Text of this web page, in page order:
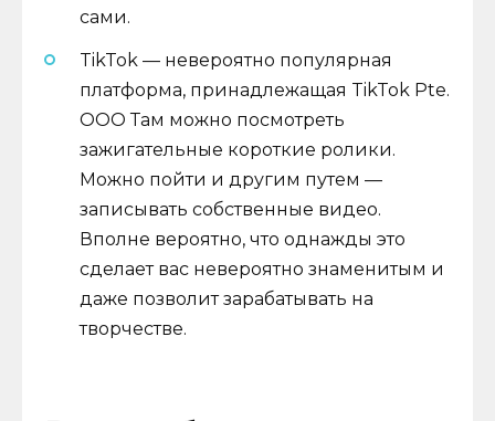
сами.
TikTok — невероятно популярная
платформа, принадлежащая TikTok Pte.
ООО Там можно посмотреть
зажигательные короткие ролики.
Можно пойти и другим путем —
записывать собственные видео.
Вполне вероятно, что однажды это
сделает вас невероятно знаменитым и
даже позволит зарабатывать на
творчестве.